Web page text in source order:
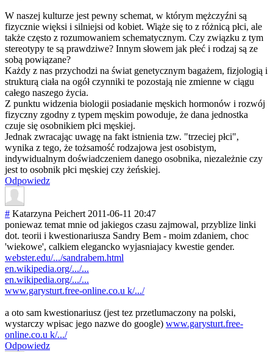
W naszej kulturze jest pewny schemat, w którym mężczyźni są
fizycznie więksi i silniejsi od kobiet. Wiąże się to z różnicą płci, ale
także często z rozumowaniem schematycznym. Czy związku z tym
stereotypy te są prawdziwe? Innym słowem jak płeć i rodzaj są ze
sobą powiązane?
Każdy z nas przychodzi na świat genetycznym bagażem, fizjologią i
strukturą ciała na ogół czynniki te pozostają nie zmienne w ciągu
całego naszego życia.
Z punktu widzenia biologii posiadanie męskich hormonów i rozwój
fizyczny zgodny z typem męskim powoduje, że dana jednostka
czuje się osobnikiem płci męskiej.
Jednak zwracając uwagę na fakt istnienia tzw. "trzeciej płci",
wynika z tego, że tożsamość rodzajowa jest osobistym,
indywidualnym doświadczeniem danego osobnika, niezależnie czy
jest to osobnik płci męskiej czy żeńskiej.
Odpowiedz
# Katarzyna Peichert 2011-06-11 20:47
poniewaz temat mnie od jakiegos czasu zajmowal, przyblize linki
dot. teorii i kwestionariusza Sandry Bem - moim zdaniem, choc
'wiekowe', calkiem elegancko wyjasniajacy kwestie gender.
webster.edu/.../sandrabem.html
en.wikipedia.org/.../...
en.wikipedia.org/.../...
www.garysturt.free-online.co.u k/.../
a oto sam kwestionariusz (jest tez przetlumaczony na polski,
wystarczy wpisac jego nazwe do google) www.garysturt.free-
online.co.u k/.../
Odpowiedz